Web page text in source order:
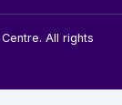
All rights